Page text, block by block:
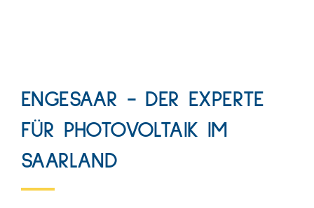
ENGESAAR - DER EXPERTE
FÜR PHOTOVOLTAIK IM
SAARLAND